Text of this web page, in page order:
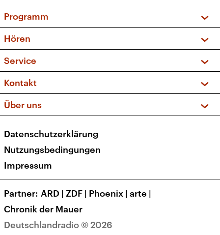
Programm
Sendungen und Podcasts
Musikliste
Kakadu – Das Kinderprogramm
Hören
Frequenzen (UKW + DAB+)
Service
FAQ
Apps
Newsletter
Kontakt
Social Media
Über uns
Presse
Karriere
Transparenz
Deutschlandradio © 2026
Datenschutzerklärung
Nutzungsbedingungen
Impressum
Partner ARD | ZDF | Phoenix | arte |
Chronik der Mauer